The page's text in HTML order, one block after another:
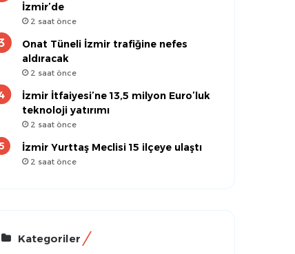
İzmir’de
2 saat önce
Onat Tüneli İzmir trafiğine nefes
aldıracak
2 saat önce
İzmir İtfaiyesi’ne 13,5 milyon Euro’luk
teknoloji yatırımı
2 saat önce
İzmir Yurttaş Meclisi 15 ilçeye ulaştı
2 saat önce
Kategoriler